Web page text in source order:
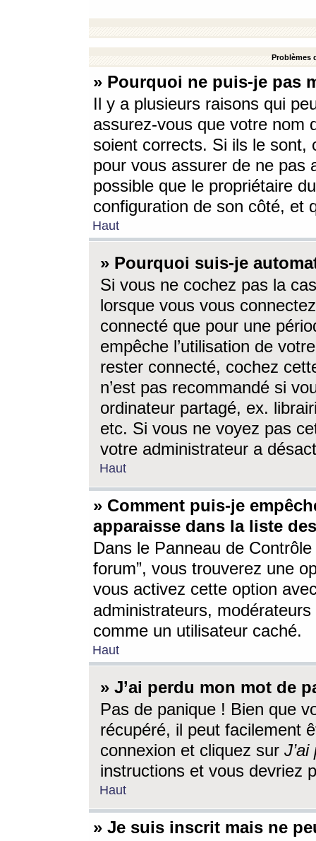
Problèmes
» Pourquoi ne puis-je pas
Il y a plusieurs raisons qui
assurez-vous que votre nom
soient corrects. Si ils le sont,
pour vous assurer de ne pas
possible que le propriétaire
configuration de son côté, et
Haut
» Pourquoi suis-je
Si vous ne cochez pas la
lorsque vous vous
connecté que pour une
empêche l’utilisation de
rester connecté, cochez
n’est pas recommandé si
ordinateur partagé, ex.
etc. Si vous ne voyez pas
votre administrateur a
Haut
» Comment puis-je
apparaisse dans la liste
Dans le Panneau de
forum”, vous trouverez une
vous activez cette option
administrateurs,
comme un utilisateur caché.
Haut
» J’ai perdu mon mot de
Pas de panique ! Bien que
récupéré, il peut facilement
connexion et cliquez sur
instructions et vous devriez
Haut
» Je suis inscrit mais ne